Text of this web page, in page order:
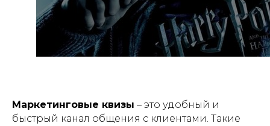
Маркетинговые квизы – это удобный и
быстрый канал общения с клиентами. Такие